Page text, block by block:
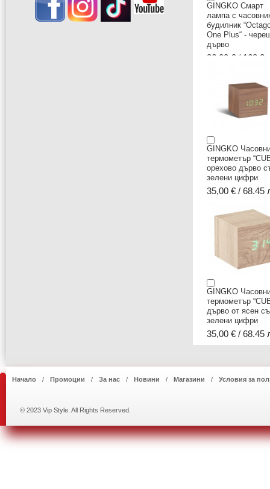
GINGKO Смарт
лампа с
будилник
One Plus“ -
дърво
86,00 € / 168.2
GINGKO
термометър
орехово дърво
зелени цифри
35,00 € / 68.45
GINGKO
термометър
дърво от ясен
зелени цифри
35,00 € / 68.45
Начало Промоции За нас Новини Магазини Условия за
© 2023 Vip Style. All Rights Reserved.